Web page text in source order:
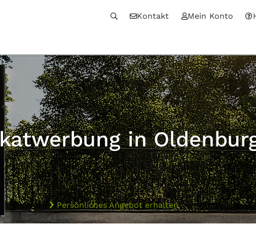
Kontakt Mein Konto
in
Persönliches Angebot erhalten